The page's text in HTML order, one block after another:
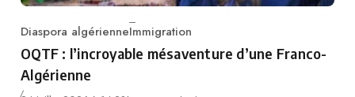
Category
Diaspora algérienneImmigration
OQTF : l’incroyable mésaventure d’une Franco-
Algérienne